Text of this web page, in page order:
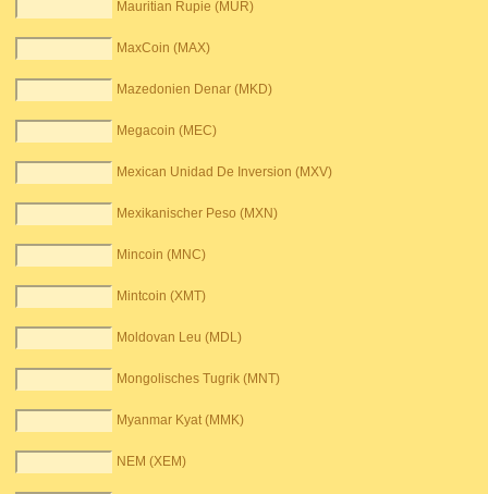
Mauritian Rupie (MUR)
MaxCoin (MAX)
Mazedonien Denar (MKD)
Megacoin (MEC)
Mexican Unidad De Inversion (MXV)
Mexikanischer Peso (MXN)
Mincoin (MNC)
Mintcoin (XMT)
Moldovan Leu (MDL)
Mongolisches Tugrik (MNT)
Myanmar Kyat (MMK)
NEM (XEM)